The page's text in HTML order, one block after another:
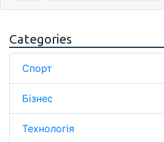
Categories
Спорт
Бізнес
Технологія